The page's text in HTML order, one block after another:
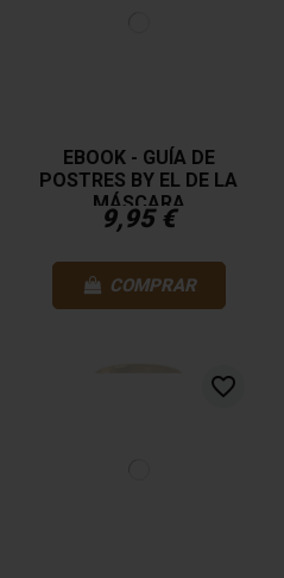
EBOOK - GUÍA DE
POSTRES BY EL DE LA
MÁSCARA
9,95 €
COMPRAR
favorite_border